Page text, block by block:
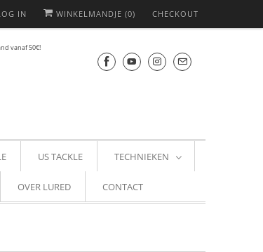
IN WINKELMANDJE (0) CHECKOUT
vanaf 50€!
US TACKLE TECHNIEKEN
OVER LURED CONTACT